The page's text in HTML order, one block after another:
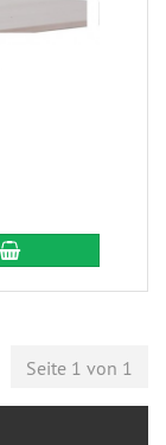
Seite 1 von 1